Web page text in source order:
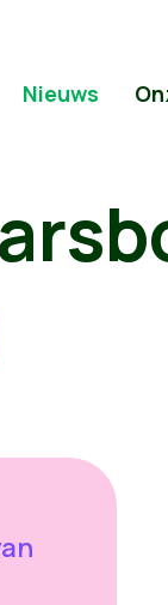
Nieuws